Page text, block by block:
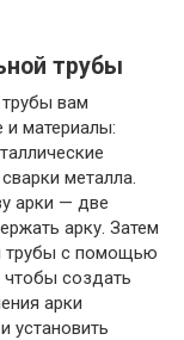
трубы
вам
материалы:
металла.
арки — две
арку. Затем
трубы с помощью
чтобы создать
арки
установить